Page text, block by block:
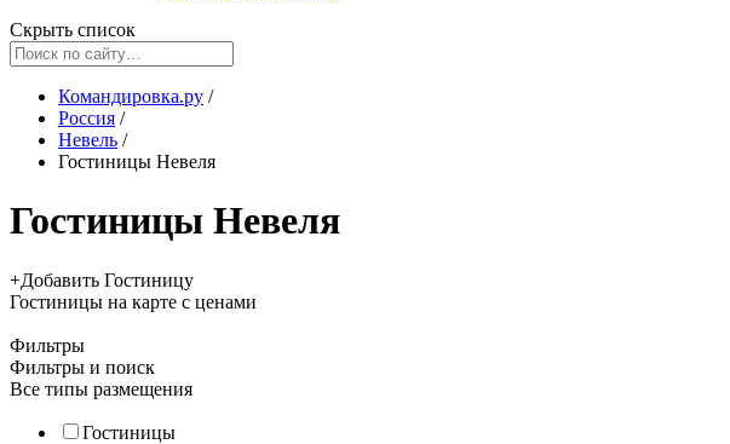
Скрыть список
Командировка.ру /
Россия /
Невель /
Гостиницы Невеля
Гостиницы Невеля
+Добавить Гостиницу
Гостиницы на карте с ценами
Фильтры
Фильтры и поиск
Все типы размещения
Гостиницы